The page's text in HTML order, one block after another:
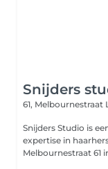
Snijders
61, Melbournestraat
Snijders Studio is
expertise in
Melbournestraat 61